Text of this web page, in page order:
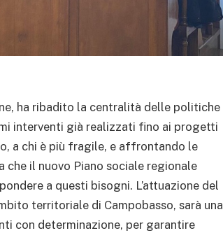
ha ribadito la centralità delle politiche
interventi già realizzati fino ai progetti
a chi è più fragile, e affrontando le
che il nuovo Piano sociale regionale
a questi bisogni. L’attuazione del
territoriale di Campobasso, sarà una
con determinazione, per garantire